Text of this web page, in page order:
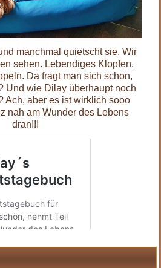
manchmal quietscht sie. Wir
sehen. Lebendiges Klopfen,
Da fragt man sich schon,
Und wie Dilay überhaupt noch
Ach, aber es ist wirklich sooo
nah am Wunder des Lebens
dran!!!